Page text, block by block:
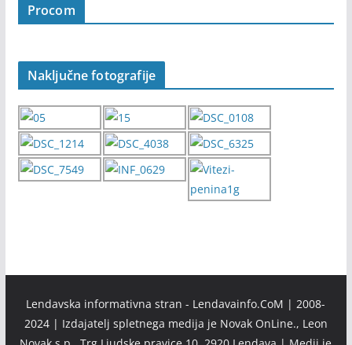
Procom
Naključne fotografije
Lendavska informativna stran - Lendavainfo.CoM | 2008-
2024 | Izdajatelj spletnega medija je Novak OnLine., Leon